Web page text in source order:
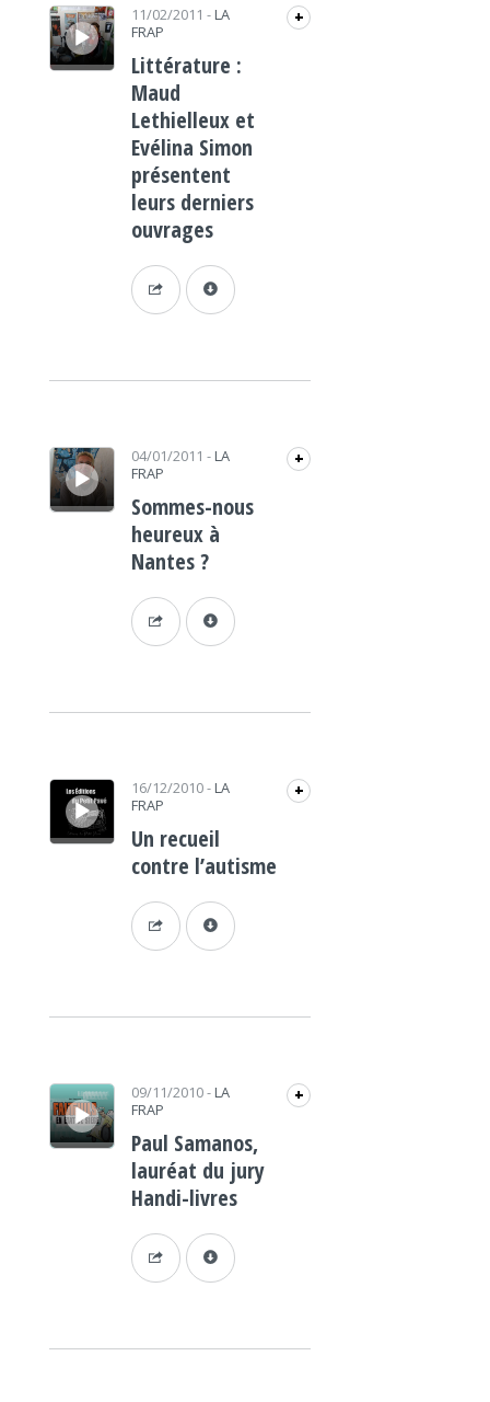
Lecteur audio 11/02/2011 - LA
FRAP
+
Littérature :
Maud
Lethielleux et
Evélina Simon
présentent
leurs derniers
ouvrages
Lecteur audio 04/01/2011 - LA
FRAP
+
Sommes-nous
heureux à
Nantes ?
Lecteur audio 16/12/2010- LA
FRAP
+
Un recueil
contre l’autisme
Lecteur audio 09/11/2010- LA
FRAP
+
Paul Samanos,
lauréat du jury
Handi-livres